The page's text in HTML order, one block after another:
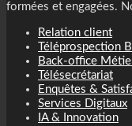
formées et engagées.
Relation client
Téléprospection
Back-office
Télésecrétariat
Enquêtes &
Services Digitaux
IA & Innovation